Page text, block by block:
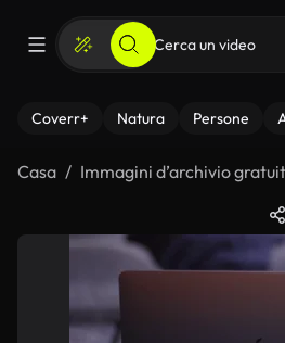
Coverr+ Natura Persone
Casa Immagini d’archivio